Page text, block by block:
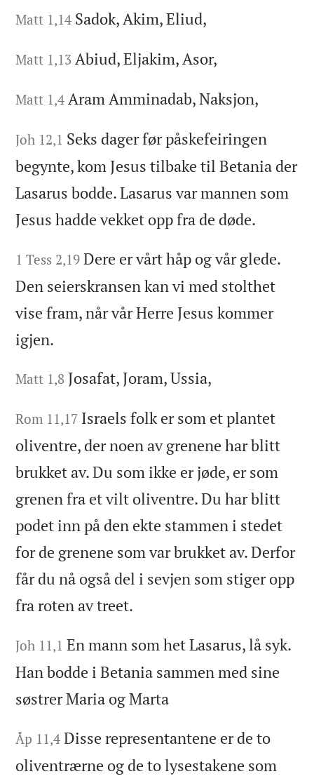
Matt 1,14 Sadok, Akim, Eliud,
Matt 1,13 Abiud, Eljakim, Asor,
Matt 1,4 Aram Amminadab, Naksjon,
Joh 12,1 Seks dager før påskefeiringen
begynte, kom Jesus tilbake til Betania der
Lasarus bodde. Lasarus var mannen som
Jesus hadde vekket opp fra de døde.
1 Tess 2,19 Dere er vårt håp og vår glede.
Den seierskransen kan vi med stolthet
vise fram, når vår Herre Jesus kommer
igjen.
Matt 1,8 Josafat, Joram, Ussia,
Rom 11,17 Israels folk er som et plantet
oliventre, der noen av grenene har blitt
brukket av. Du som ikke er jøde, er som
grenen fra et vilt oliventre. Du har blitt
podet inn på den ekte stammen i stedet
for de grenene som var brukket av. Derfor
får du nå også del i sevjen som stiger opp
fra roten av treet.
Joh 11,1 En mann som het Lasarus, lå syk.
Han bodde i Betania sammen med sine
søstrer Maria og Marta
Åp 11,4 Disse representantene er de to
oliventrærne og de to lysestakene som